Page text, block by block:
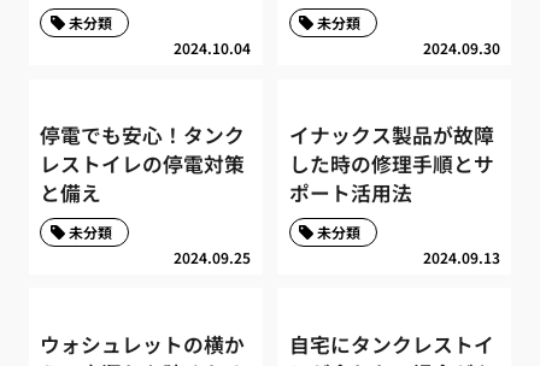
2024.10.04
未分類
2024.09.30
未分類
停電でも安心！タンク
レストイレの停電対策
と備え
2024.09.25
未分類
イナックス製品が故障
した時の修理手順とサ
ポート活用法
2024.09.13
未分類
ウォシュレットの横か
自宅にタンクレストイ